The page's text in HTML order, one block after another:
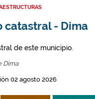
catastral - Dima
de este municipio.
Dima
02 agosto 2026